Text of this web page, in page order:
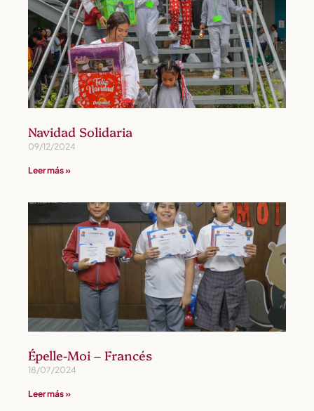
Navidad Solidaria
09/12/2024
Leer más »
Épelle-Moi – Francés
18/07/2024
Leer más »